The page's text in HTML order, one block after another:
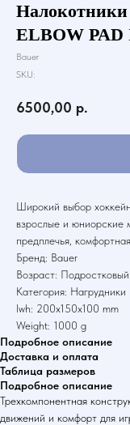
ELBOW PAD
Bauer
SKU:
6500,00 р.
Широкий выбор
взрослые и юниорские
предплечья,
Бренд: Bauer
Возраст:
Категория: Нагрудники
lwh: 200x150x100 mm
Weight: 1000 g
Подробное описание
Доставка и оплата
Таблица размеров
Подробное описание
Трехкомпонентная
движений и комфорт для